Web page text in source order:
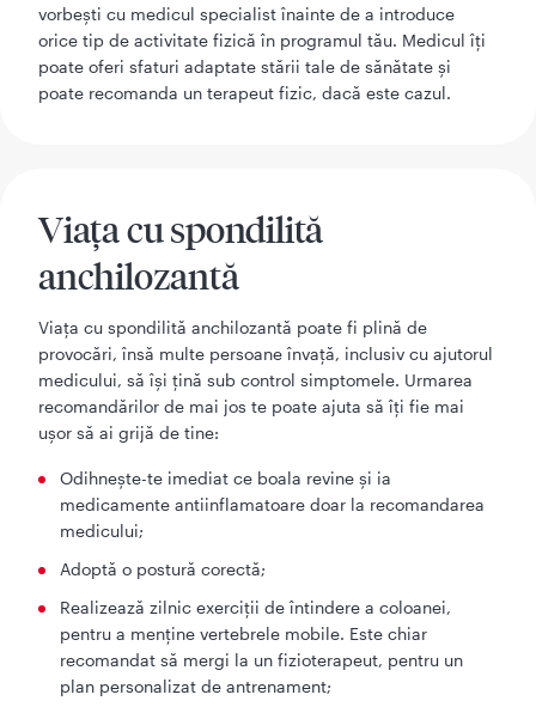
vorbești cu medicul specialist înainte de a introduce
orice tip de activitate fizică în programul tău. Medicul îți
poate oferi sfaturi adaptate stării tale de sănătate și
poate recomanda un terapeut fizic, dacă este cazul.
Viața cu spondilită
anchilozantă
Viața cu spondilită anchilozantă poate fi plină de
provocări, însă multe persoane învață, inclusiv cu ajutorul
medicului, să își țină sub control simptomele. Urmarea
recomandărilor de mai jos te poate ajuta să îți fie mai
ușor să ai grijă de tine:
Odihnește-te imediat ce boala revine și ia
medicamente antiinflamatoare doar la recomandarea
medicului;
Adoptă o postură corectă;
Realizează zilnic exerciții de întindere a coloanei,
pentru a menține vertebrele mobile. Este chiar
recomandat să mergi la un fizioterapeut, pentru un
plan personalizat de antrenament;